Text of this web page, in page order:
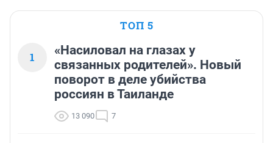
ТОП 5
1
«Насиловал на глазах у
связанных родителей». Новый
поворот в деле убийства
россиян в Таиланде
13 090 7